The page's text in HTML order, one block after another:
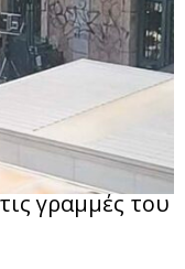
γραμμές του